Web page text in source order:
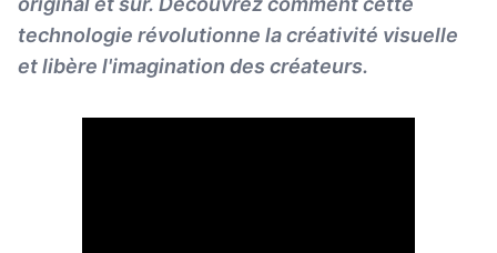
technologie révolutionne la créativité visuelle
et libère l'imagination des créateurs.